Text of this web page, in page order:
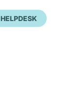
HELPDESK